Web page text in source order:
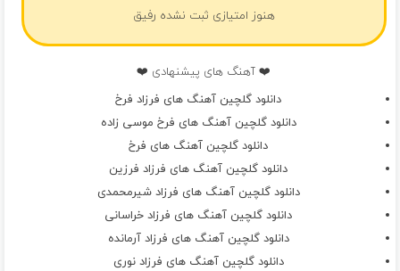
هنوز امتیازی ثبت نشده رفیق
❤️ آهنگ های پیشنهادی ❤️
دانلود گلچین آهنگ های فرزاد فرخ
دانلود گلچین آهنگ های فرخ موسی زاده
دانلود گلچین آهنگ های فرخ
دانلود گلچین آهنگ های فرزاد فرزین
دانلود گلچین آهنگ های فرزاد شیرمحمدی
دانلود گلچین آهنگ های فرزاد خراسانی
دانلود گلچین آهنگ های فرزاد آرمانده
دانلود گلچین آهنگ های فرزاد نوری